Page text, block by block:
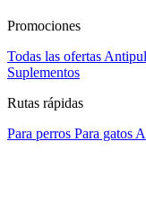
Promociones
Todas las ofertas
Suplementos
Rutas rápidas
Para perros Para gatos